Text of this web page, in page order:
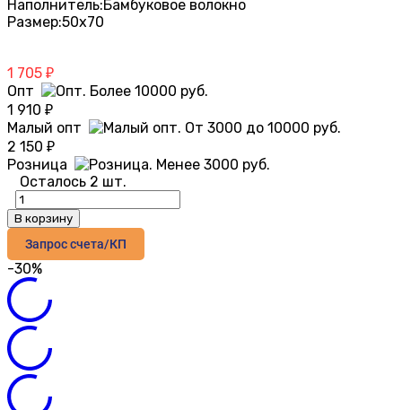
Наполнитель:Бамбуковое волокно
Размер:50х70
1 705 ₽
Опт
1 910 ₽
Малый опт
2 150 ₽
Розница
Осталось 2 шт.
В корзину
Запрос счета/КП
-30%